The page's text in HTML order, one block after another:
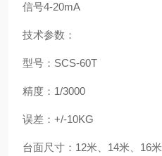
信号4-20mA
技术参数：
型号：SCS-60T
精度：1/3000
误差：+/-10KG
台面尺寸：12米、14米、16米